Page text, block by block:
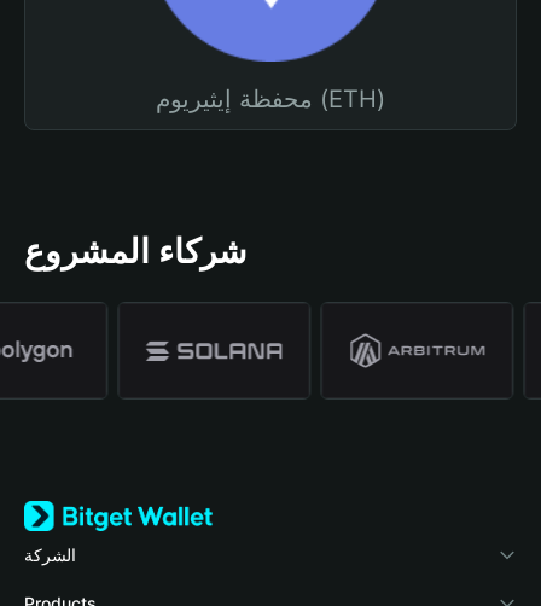
محفظة إيثيريوم (ETH)
شركاء المشروع
الشركة